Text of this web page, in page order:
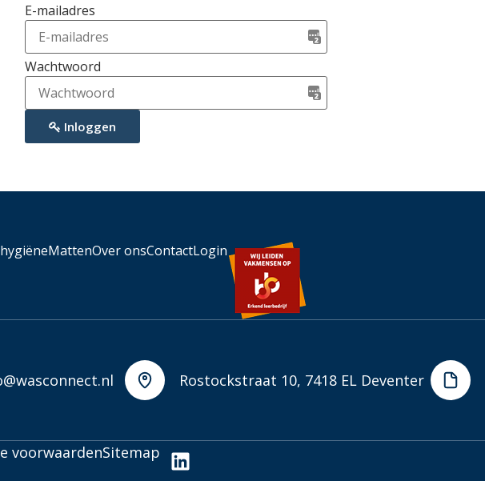
E-mailadres
Wachtwoord
Inloggen
MattenOver onsContactLogin
Rostockstraat 10, 7418 EL Deventer
voorwaardenSitemap